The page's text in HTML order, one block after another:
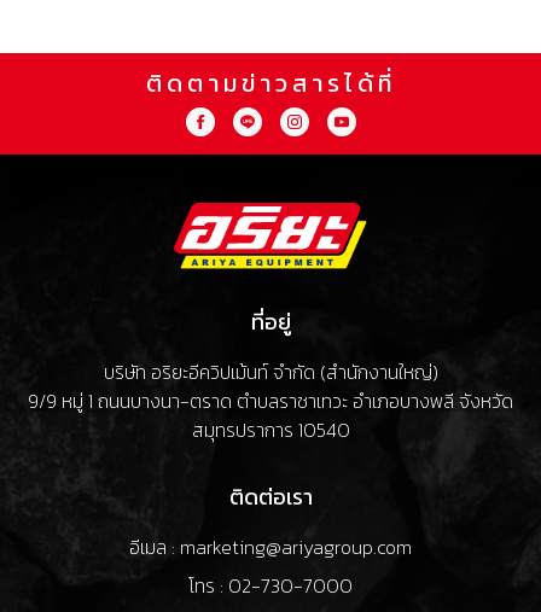
ติดตามข่าวสารได้ที่
ที่อยู่
บริษัท อริยะอีควิปเม้นท์ จำกัด (สำนักงานใหญ่)
9/9 หมู่ 1 ถนนบางนา-ตราด ตำบลราชาเทวะ อำเภอบางพลี จังหวัด
สมุทรปราการ 10540
ติดต่อเรา
อีเมล : marketing@ariyagroup.com
โทร : 02-730-7000